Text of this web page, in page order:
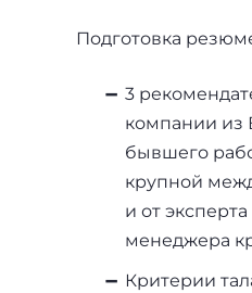
Подготовка
3
компании из
бывшего
крупной
и от
менеджера
Критерии